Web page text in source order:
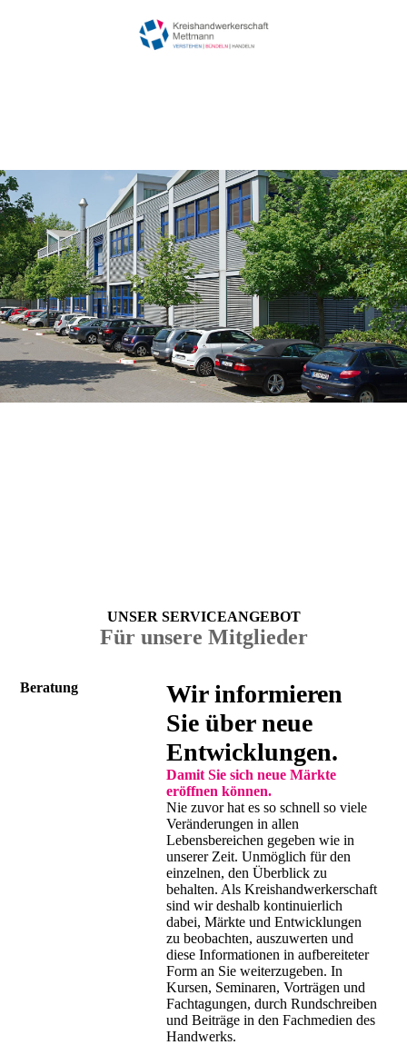
UNSER SERVICEANGEBOT
Für unsere Mitglieder
Beratung
Wir informieren
Sie über neue
Entwick­lungen.
Damit Sie sich neue Märkte
eröffnen können.
Nie zuvor hat es so schnell so viele
Veränderungen in allen
Lebensbereichen gegeben wie in
unserer Zeit. Unmöglich für den
einzelnen, den Überblick zu
behalten. Als Kreishandwerker­schaft
sind wir deshalb kontinuierlich
dabei, Märkte und Entwicklungen
zu beobachten, auszuwerten und
diese Informa­tionen in aufbereiteter
Form an Sie weiterzugeben. In
Kursen, Seminaren, Vorträgen und
Fachtagungen, durch Rundschreiben
und Beiträge in den Fachmedien des
Handwerks.